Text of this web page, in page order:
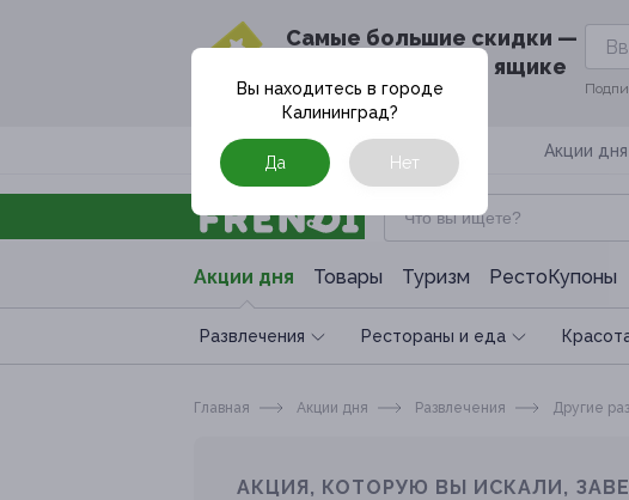
Cамые большие скидки —
в твоём почтовом ящике
Москва Акции дня
Акции дня Товары Туризм РестоКупоны
Развлечения Рестораны и еда
Вы находитесь в городе
Калининград?
Да Нет
Главная Акции дня Развлечения Другие
АКЦИЯ, КОТОРУЮ ВЫ ИСКАЛИ,